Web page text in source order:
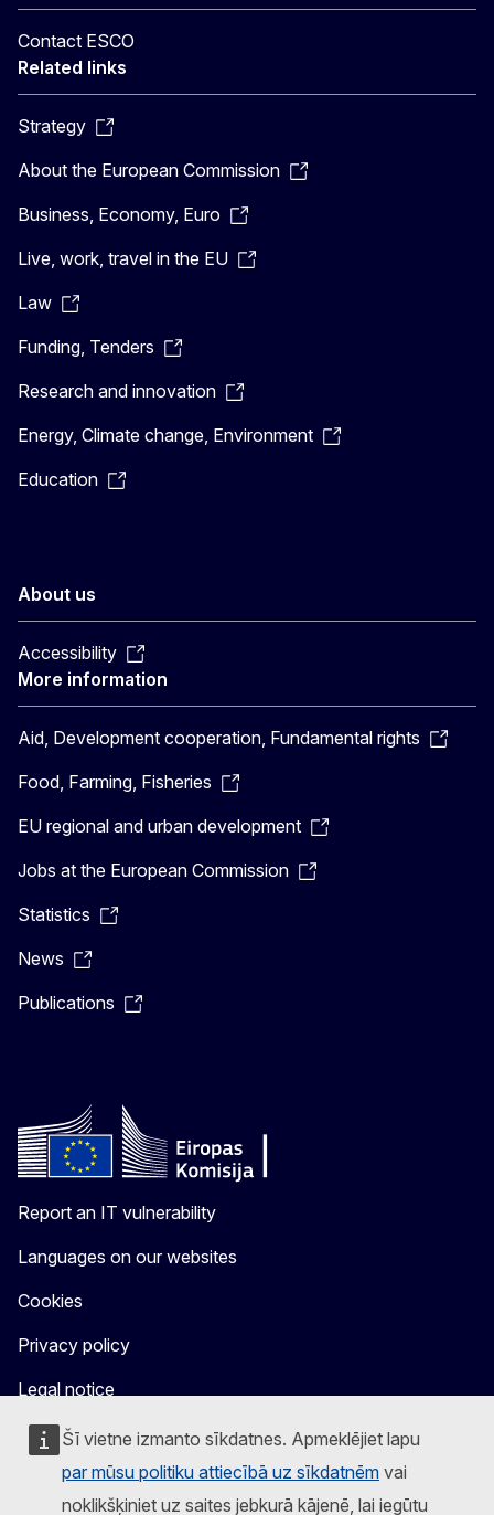
Šī vietne izmanto sīkdatnes. Apmeklējiet lapu
par mūsu politiku attiecībā uz sīkdatnēm vai
noklikšķiniet uz saites jebkurā kājenē, lai iegūtu
Contact ESCO
Related links
Strategy
About the European Commission
Business, Economy, Euro
Live, work, travel in the EU
Law
Funding, Tenders
Research and innovation
Energy, Climate change, Environment
Education
About us
Accessibility
More information
Aid, Development cooperation, Fundamental rights
Food, Farming, Fisheries
EU regional and urban development
Jobs at the European Commission
Statistics
News
Publications
Report an IT vulnerability
Languages on our websites
Cookies
Privacy policy
Legal notice